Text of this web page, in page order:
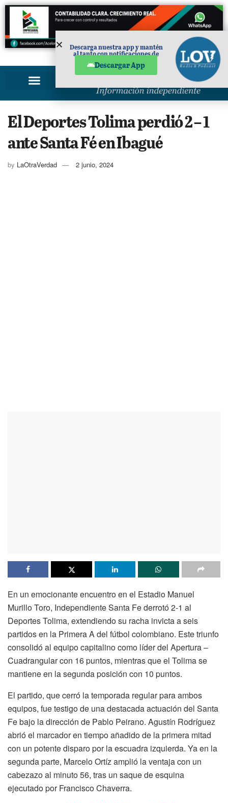
PUBLICIDAD
El Deportes Tolima perdió 2 – 1
ante Santa Fé en Ibagué
by LaOtraVerdad 2 junio, 2024
En un emocionante encuentro en el Estadio Manuel
Murillo Toro, Independiente Santa Fe derrotó 2-1 al
Deportes Tolima, extendiendo su racha invicta a seis
partidos en la Primera A del fútbol colombiano. Este triunfo
consolidó al equipo capitalino como líder del Apertura –
Cuadrangular con 16 puntos, mientras que el Tolima se
mantiene en la segunda posición con 10 puntos.
El partido, que cerró la temporada regular para ambos
equipos, fue testigo de una destacada actuación del Santa
Fe bajo la dirección de Pablo Peirano. Agustín Rodríguez
abrió el marcador en tiempo añadido de la primera mitad
con un potente disparo por la escuadra izquierda. Ya en la
segunda parte, Marcelo Ortíz amplió la ventaja con un
cabezazo al minuto 56, tras un saque de esquina
ejecutado por Francisco Chaverra.
Descarga nuestra app y mantén
al tanto con notificaciones de
Descargar App